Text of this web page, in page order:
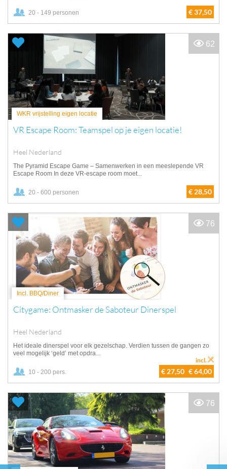
20 - 149 personen € 37,50
WKR vrijstelling eigen locatie
VR Escape Room: Teamspel op je eigen locatie!
Heel Nederland
The Pyramid Escape Game – Samenwerken in een meeslepende VR
Escape Room In deze VR-escape room moet...
20 - 600 personen € 28,50
62
Incl. BBQ/Diner
Citygame: Ontmasker de Saboteur Dinerspel
Heel Nederland
Het ideale dinerspel voor elk gezelschap. Verdien tussen de gangen zo
veel mogelijk ‘geld’ met opdra...
10 - 200 pers. € 27,50 € 64,00
incl.
76
76